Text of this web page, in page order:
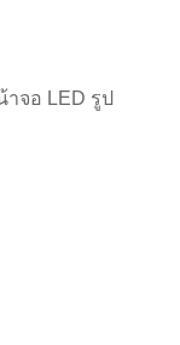
จอ LED รูป